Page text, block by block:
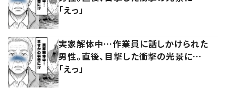
「えっ」
実家解体中…作業員に話しかけられた
男性。直後、目撃した衝撃の光景に…
「えっ」